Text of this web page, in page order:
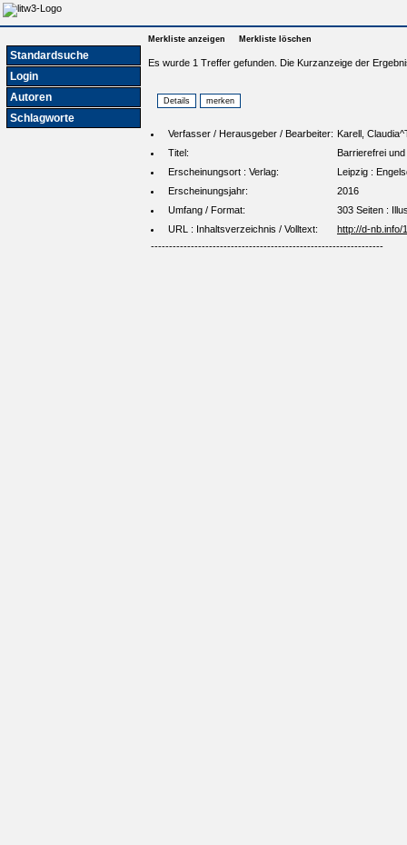
Standardsuche
Login
Autoren
Schlagworte
Merkliste anzeigen Merkliste löschen
Es wurde 1 Treffer gefunden. Die Kurzanzeige der
Verfasser / Herausgeber / Bearbeiter: Karell,
Titel:
Barrierefrei
Erscheinungsort : Verlag:
Leipzig :
Erscheinungsjahr:
2016
Umfang / Format:
303 Seiten :
URL : Inhaltsverzeichnis / Volltext:
http://d-nb.info/
----------------------------------------------------------------